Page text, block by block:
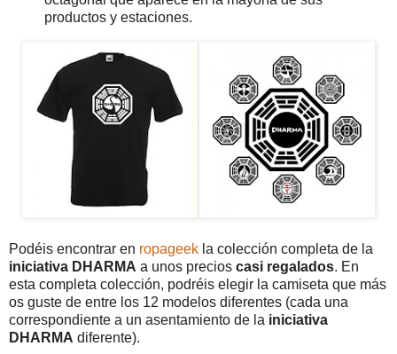
productos y estaciones.
Podéis encontrar en ropageek la colección completa de la
iniciativa DHARMA a unos precios casi regalados. En
esta completa colección, podréis elegir la camiseta que más
os guste de entre los 12 modelos diferentes (cada una
correspondiente a un asentamiento de la iniciativa
DHARMA diferente).